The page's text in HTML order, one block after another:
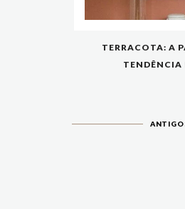
TERRACOTA: A
TENDÊNCIA